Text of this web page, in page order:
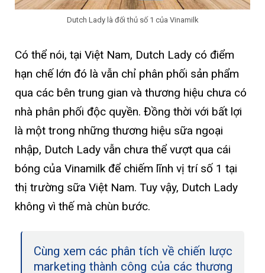
Dutch Lady là đối thủ số 1 của Vinamilk
Có thể nói, tại Việt Nam, Dutch Lady có điểm
hạn chế lớn đó là vẫn chỉ phân phối sản phẩm
qua các bên trung gian và thương hiệu chưa có
nhà phân phối độc quyền. Đồng thời với bất lợi
là một trong những thương hiệu sữa ngoại
nhập, Dutch Lady vẫn chưa thể vượt qua cái
bóng của Vinamilk để chiếm lĩnh vị trí số 1 tại
thị trường sữa Việt Nam. Tuy vậy, Dutch Lady
không vì thế mà chùn bước.
Cùng xem các phân tích về chiến lược
marketing thành công của các thương